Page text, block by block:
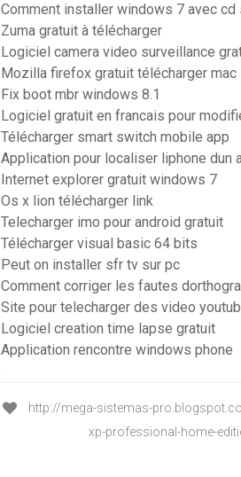
Comment installer windows 7 avec cd
Zuma gratuit à télécharger
Logiciel camera video surveillance
Mozilla firefox gratuit télécharger mac
Fix boot mbr windows 8.1
Logiciel gratuit en francais pour
Télécharger smart switch mobile app
Application pour localiser liphone dun
Internet explorer gratuit windows 7
Os x lion télécharger link
Telecharger imo pour android gratuit
Télécharger visual basic 64 bits
Peut on installer sfr tv sur pc
Comment corriger les fautes
Site pour telecharger des video
Logiciel creation time lapse gratuit
Application rencontre windows phone
http://mega-sistemas-
xp-professional-home-